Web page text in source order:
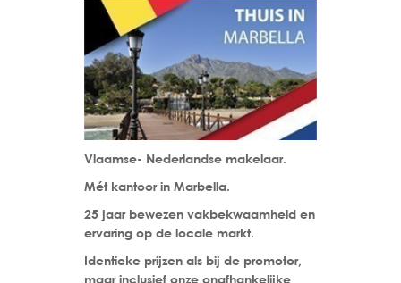
Vlaamse- Nederlandse makelaar.
Mét kantoor in Marbella.
25 jaar bewezen vakbekwaamheid en
ervaring op de locale markt.
Identieke prijzen als bij de promotor,
maar inclusief onze onafhankelijke